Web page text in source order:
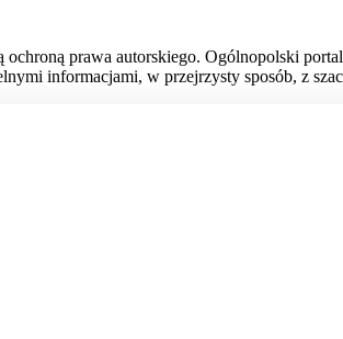
prawa autorskiego. Ogólnopolski
informacjami, w przejrzysty sposób, z